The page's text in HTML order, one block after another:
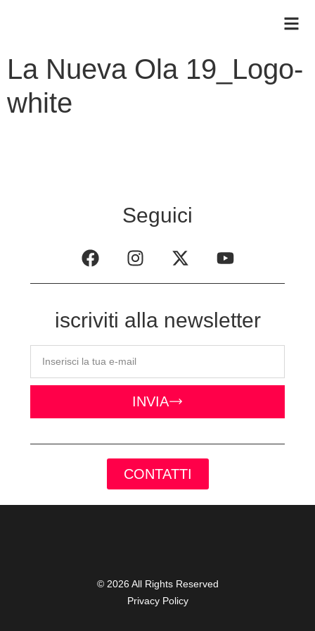
La Nueva Ola 19_Logo-
white
Seguici
iscriviti alla newsletter
INVIA
CONTATTI
© 2026 All Rights Reserved
Privacy Policy